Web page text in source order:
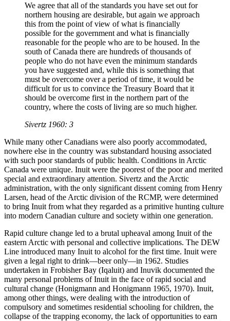
We agree that all of the standards you have set out for
northern housing are desirable, but again we approach
this from the point of view of what is financially
possible for the government and what is financially
reasonable for the people who are to be housed. In the
south of Canada there are hundreds of thousands of
people who do not have even the minimum standards
you have suggested and, while this is something that
must be overcome over a period of time, it would be
difficult for us to convince the Treasury Board that it
should be overcome first in the northern part of the
country, where the costs of living are so much higher.
Sivertz 1960: 3
While many other Canadians were also poorly accommodated,
nowhere else in the country was substandard housing associated
with such poor standards of public health. Conditions in Arctic
Canada were unique. Inuit were the poorest of the poor and merited
special and extraordinary attention. Sivertz and the Arctic
administration, with the only significant dissent coming from Henry
Larsen, head of the Arctic division of the RCMP, were determined
to bring Inuit from what they regarded as a primitive hunting culture
into modern Canadian culture and society within one generation.
Rapid culture change led to a brutal upheaval among Inuit of the
eastern Arctic with personal and collective implications. The DEW
Line introduced many Inuit to alcohol for the first time. Inuit were
given a legal right to drink—beer only—in 1962. Studies
undertaken in Frobisher Bay (Iqaluit) and Inuvik documented the
many personal problems of Inuit in the face of rapid social and
cultural change (Honigmann and Honigmann 1965, 1970). Inuit,
among other things, were dealing with the introduction of
compulsory and sometimes residential schooling for children, the
collapse of the trapping economy, the lack of opportunities to earn